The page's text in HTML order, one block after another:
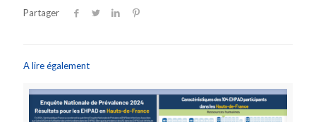
Partager
A lire également